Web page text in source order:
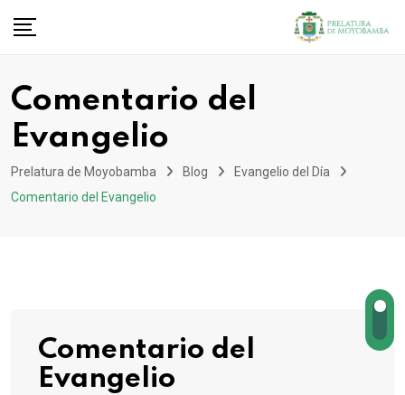
Comentario del
Evangelio
Prelatura de Moyobamba Blog
Evangelio del Día
Comentario del Evangelio
Comentario del
Evangelio